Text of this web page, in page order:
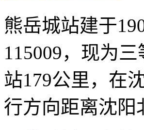
熊岳城站建于
115009，现为
站179公里，在
行方向距离沈阳